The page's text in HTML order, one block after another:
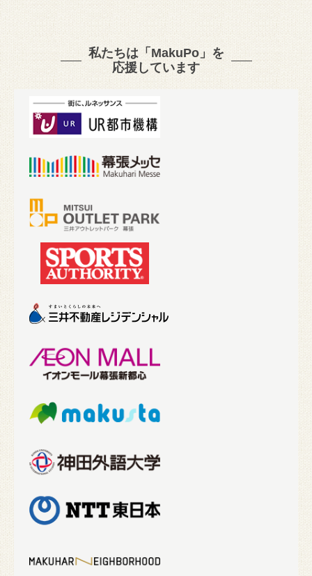
私たちは「MakuPo」を
応援しています